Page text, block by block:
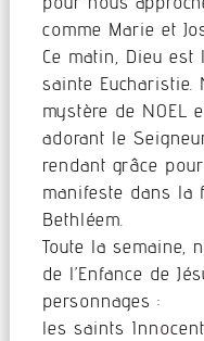
comme Marie et
Ce matin, Dieu
sainte
mystère de NOEL
adorant le
rendant grâce
manifeste dans la
Bethléem.
Toute la semaine,
de l’Enfance de
personnages :
les saints